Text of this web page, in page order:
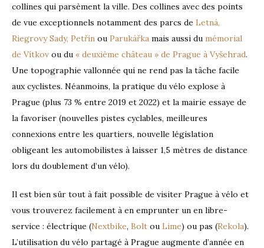
collines qui parsèment la ville. Des collines avec des points
de vue exceptionnels notamment des parcs de Letná,
Riegrovy Sady, Petřín ou Parukářka mais aussi du mémorial
de Vítkov ou du « deuxième château » de Prague à Vyšehrad.
Une topographie vallonnée qui ne rend pas la tâche facile
aux cyclistes. Néanmoins, la pratique du vélo explose à
Prague (plus 73 % entre 2019 et 2022) et la mairie essaye de
la favoriser (nouvelles pistes cyclables, meilleures
connexions entre les quartiers, nouvelle législation
obligeant les automobilistes à laisser 1,5 mètres de distance
lors du doublement d’un vélo).
Il est bien sûr tout à fait possible de visiter Prague à vélo et
vous trouverez facilement à en emprunter un en libre-
service : électrique (Nextbike, Bolt ou Lime) ou pas (Rekola).
L’utilisation du vélo partagé à Prague augmente d’année en